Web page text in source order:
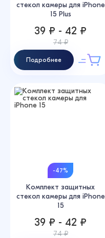
стекол камеры для iPhone
15 Plus
39 ₽ - 42 ₽
74 ₽
Подробнее
-47%
Комплект защитных
стекол камеры для iPhone
15
39 ₽ - 42 ₽
74 ₽